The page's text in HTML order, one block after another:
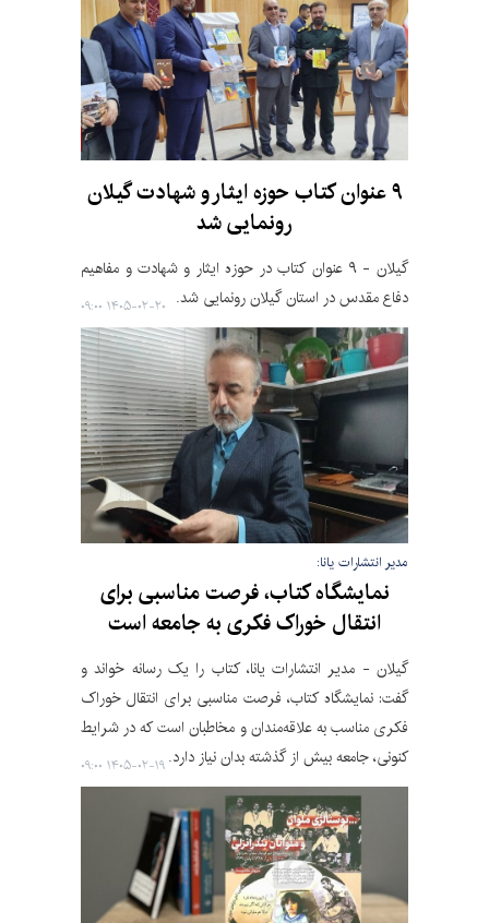
۹ عنوان کتاب حوزه ایثار و شهادت گیلان
رونمایی شد
گیلان - ۹ عنوان کتاب در حوزه ایثار و شهادت و مفاهیم
دفاع مقدس در استان گیلان رونمایی شد. ۱۴۰۵-۰۲-۲۰ ۰۹:۰۰
مدیر انتشارات یانا:
نمایشگاه کتاب، فرصت مناسبی برای
انتقال خوراک فکری به جامعه است
گیلان - مدیر انتشارات یانا، کتاب را یک رسانه خواند و
گفت: نمایشگاه کتاب، فرصت مناسبی برای انتقال خوراک
فکری مناسب به علاقه‌مندان و مخاطبان است که در شرایط
کنونی، جامعه بیش از گذشته بدان نیاز دارد. ۱۴۰۵-۰۲-۱۹ ۰۹:۰۰